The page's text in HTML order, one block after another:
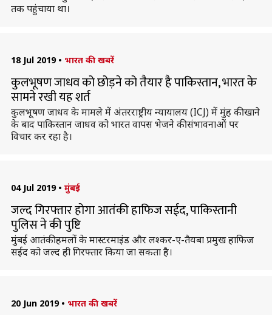
तक पहुंचाया था।
18 Jul 2019 • भारत की खबरें
कुलभूषण जाधव को छोड़ने को तैयार है पाकिस्तान, भारत के
सामने रखी यह शर्त
कुलभूषण जाधव के मामले में अंतरराष्ट्रीय न्यायालय (ICJ) में मुंह की खाने
के बाद पाकिस्तान जाधव को भारत वापस भेजने की संभावनाओं पर
विचार कर रहा है।
04 Jul 2019 • मुंबई
जल्द गिरफ्तार होगा आतंकी हाफिज सईद, पाकिस्तानी
पुलिस ने की पुष्टि
मुंबई आतंकी हमलों के मास्टरमाइंड और लश्कर-ए-तैयबा प्रमुख हाफिज
सईद को जल्द ही गिरफ्तार किया जा सकता है।
20 Jun 2019 • भारत की खबरें